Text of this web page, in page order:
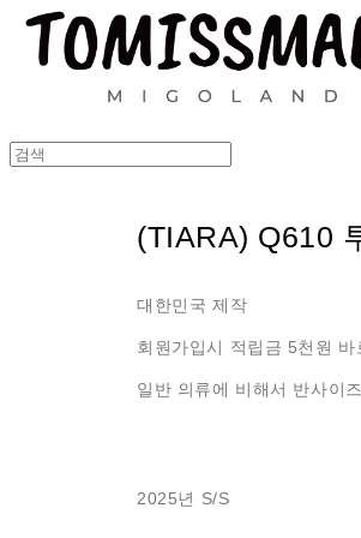
(TIARA) Q610
대한민국 제작
회원가입시 적립금 5천원 바
일반 의류에 비해서 반사이
2025년 S/S